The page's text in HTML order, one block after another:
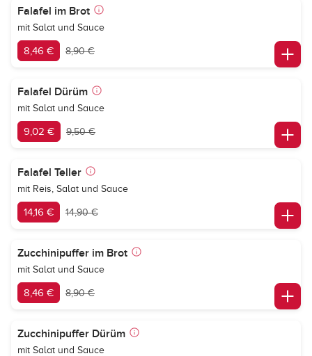
Falafel im Brot
mit Salat und Sauce
8,46 € 8,90 €
Falafel Dürüm
mit Salat und Sauce
9,02 € 9,50 €
Falafel Teller
mit Reis, Salat und Sauce
14,16 € 14,90 €
Zucchinipuffer im Brot
mit Salat und Sauce
8,46 € 8,90 €
Zucchinipuffer Dürüm
mit Salat und Sauce